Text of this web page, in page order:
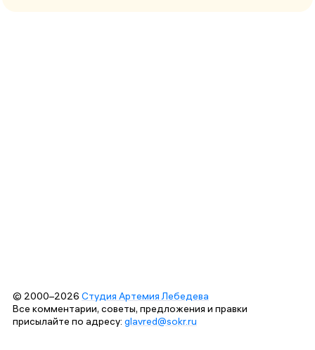
© 2000–2026 Студия Артемия Лебедева
Все комментарии, советы, предложения и правки
присылайте по адресу: glavred@sokr.ru